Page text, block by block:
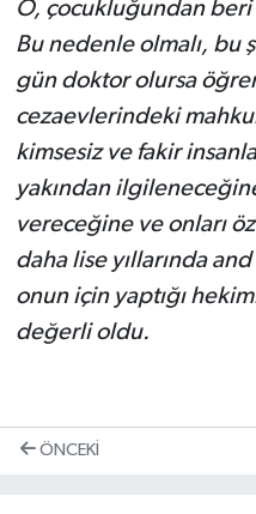
O, çocukluğundan
Bu nedenle olmalı, bu
gün doktor olursa
cezaevlerindeki
kimsesiz ve fakir
yakından
vereceğine ve onları
daha lise yıllarında
onun için yaptığı
değerli oldu.
ÖNCEKI